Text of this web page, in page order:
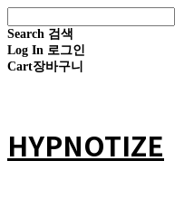
Search 검색
Log In 로그인
Cart장바구니
HYPNOTIZE